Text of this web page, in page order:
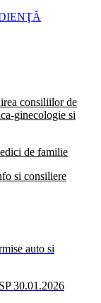
consiliilor de
ginecologie si
de familie
si consiliere
auto si
30.01.2026